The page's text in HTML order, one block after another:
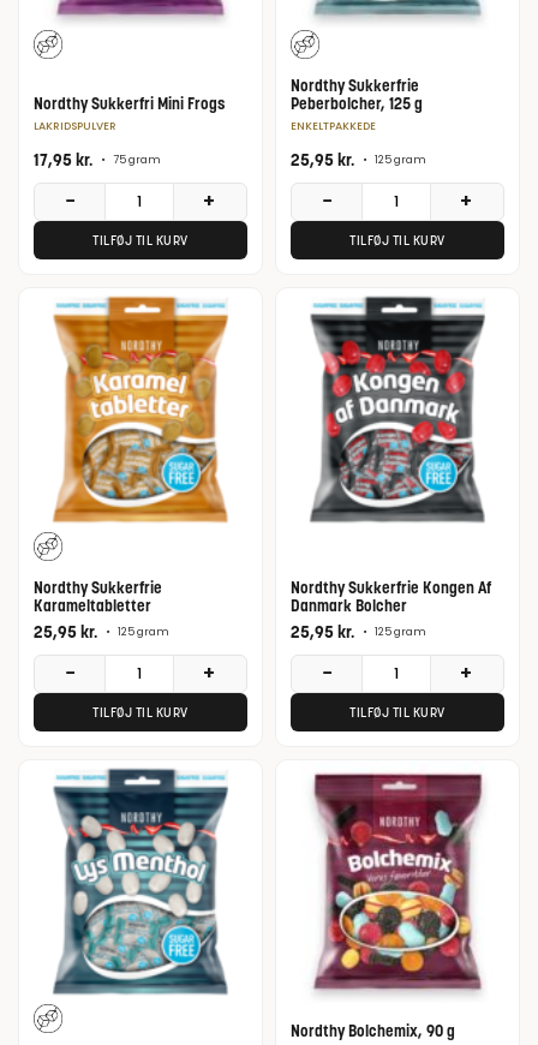
Nordthy Sukkerfri Mini Frogs
LAKRIDSPULVER
17,95kr. • 75 gram
− +
TILFØJ TIL KURV
Nordthy Sukkerfrie
Peberbolcher, 125 g
ENKELTPAKKEDE
25,95kr. • 125 gram
− +
TILFØJ TIL KURV
Nordthy Sukkerfrie
Karameltabletter
25,95kr. • 125 gram
− +
TILFØJ TIL KURV
Nordthy Sukkerfrie Kongen Af
Danmark Bolcher
25,95kr. • 125 gram
− +
TILFØJ TIL KURV
Nordthy Bolchemix, 90 g